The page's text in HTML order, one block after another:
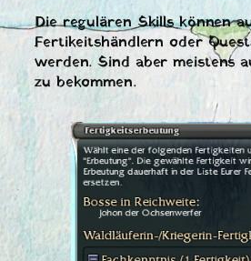
Die regulären Skills können
Fertikeitshändlern oder
werden. Sind aber meistens
zu bekommen.